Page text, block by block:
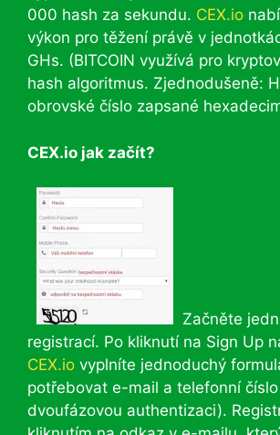
000 hash za sekundu. CEX.io
výkon pro těžení právě v
GHs. (BITCOIN využívá pro
hash algoritmus. Zjednodušeně:
obrovské číslo zapsané
CEX.io jak začít?
Začněte
registrací. Po kliknutí na Sign Up
CEX.io vyplníte jednoduchý
potřebovat e-mail a telefonní
dvoufázovou authentizaci).